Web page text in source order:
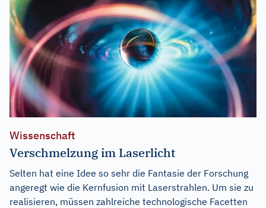
Wissenschaft
Verschmelzung im Laserlicht
Selten hat eine Idee so sehr die Fantasie der Forschung
angeregt wie die Kernfusion mit Laserstrahlen. Um sie zu
realisieren, müssen zahlreiche technologische Facetten